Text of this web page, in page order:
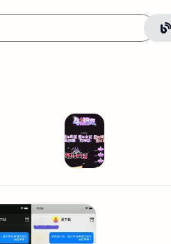
整合行銷公關
GoogleAnalytics
照片後製修圖
Solidworks 插畫
動畫製作